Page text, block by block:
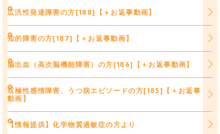
広汎性発達障害の方[188]【＋お返事動画】
知的障害の方[187]【＋お返事動画】
脳出血（高次脳機能障害）の方[186]【＋お返事動画】
双極性感情障害、うつ病エピソードの方[185]【＋お返事
動画】
【情報提供】化学物質過敏症の方より